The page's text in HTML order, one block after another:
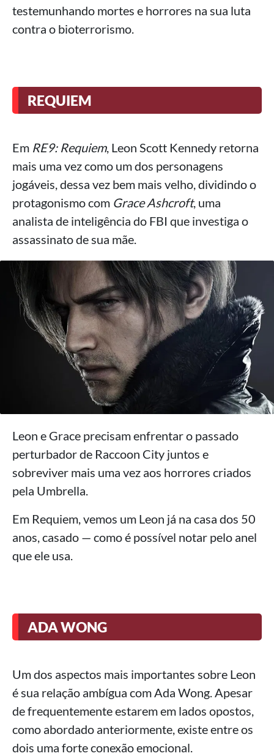
testemunhando mortes e horrores na sua luta
contra o bioterrorismo.
REQUIEM
Em RE9: Requiem, Leon Scott Kennedy retorna
mais uma vez como um dos personagens
jogáveis, dessa vez bem mais velho, dividindo o
protagonismo com Grace Ashcroft, uma
analista de inteligência do FBI que investiga o
assassinato de sua mãe.
Leon e Grace precisam enfrentar o passado
perturbador de Raccoon City juntos e
sobreviver mais uma vez aos horrores criados
pela Umbrella.
Em Requiem, vemos um Leon já na casa dos 50
anos, casado — como é possível notar pelo anel
que ele usa.
ADA WONG
Um dos aspectos mais importantes sobre Leon
é sua relação ambígua com Ada Wong. Apesar
de frequentemente estarem em lados opostos,
como abordado anteriormente, existe entre os
dois uma forte conexão emocional.